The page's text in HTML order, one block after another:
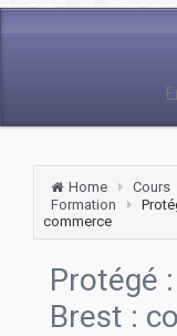
Home Cours
Formation
commerce
Protégé
Brest :